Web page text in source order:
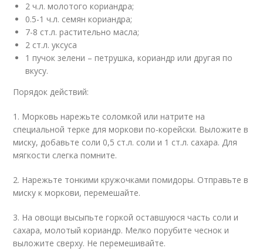
2 ч.л. молотого кориандра;
0.5-1 ч.л. семян кориандра;
7-8 ст.л. растительно масла;
2 ст.л. уксуса
1 пучок зелени – петрушка, кориандр или другая по
вкусу.
Порядок действий:
1. Морковь нарежьте соломкой или натрите на
специальной терке для моркови по-корейски. Выложите в
миску, добавьте соли 0,5 ст.л. соли и 1 ст.л. сахара. Для
мягкости слегка помните.
2. Нарежьте тонкими кружочками помидоры. Отправьте в
миску к моркови, перемешайте.
3. На овощи высыпьте горкой оставшуюся часть соли и
сахара, молотый кориандр. Мелко порубите чеснок и
выложите сверху. Не перемешивайте.